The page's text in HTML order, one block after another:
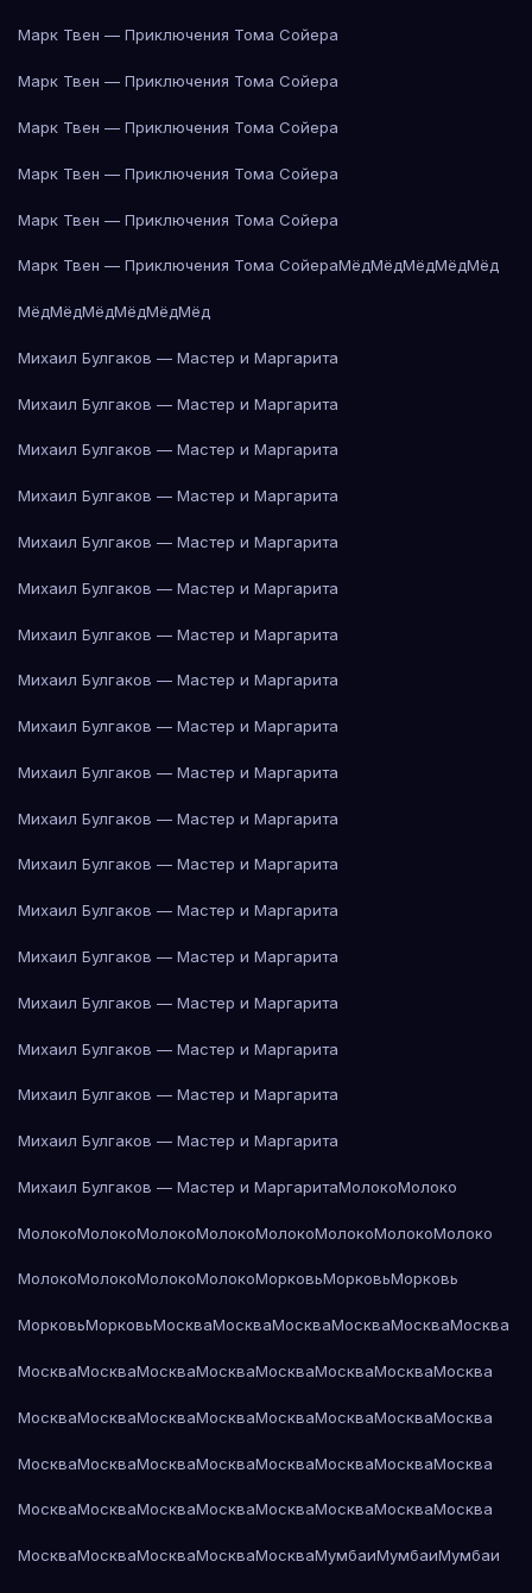
Марк Твен — Приключения Тома Сойера
Марк Твен — Приключения Тома Сойера
Марк Твен — Приключения Тома Сойера
Марк Твен — Приключения Тома Сойера
Марк Твен — Приключения Тома Сойера
Марк Твен — Приключения Тома СойераМёдМёдМёдМёдМёд
МёдМёдМёдМёдМёдМёд
Михаил Булгаков — Мастер и Маргарита
Михаил Булгаков — Мастер и Маргарита
Михаил Булгаков — Мастер и Маргарита
Михаил Булгаков — Мастер и Маргарита
Михаил Булгаков — Мастер и Маргарита
Михаил Булгаков — Мастер и Маргарита
Михаил Булгаков — Мастер и Маргарита
Михаил Булгаков — Мастер и Маргарита
Михаил Булгаков — Мастер и Маргарита
Михаил Булгаков — Мастер и Маргарита
Михаил Булгаков — Мастер и Маргарита
Михаил Булгаков — Мастер и Маргарита
Михаил Булгаков — Мастер и Маргарита
Михаил Булгаков — Мастер и Маргарита
Михаил Булгаков — Мастер и Маргарита
Михаил Булгаков — Мастер и Маргарита
Михаил Булгаков — Мастер и Маргарита
Михаил Булгаков — Мастер и Маргарита
Михаил Булгаков — Мастер и МаргаритаМолокоМолоко
МолокоМолокоМолокоМолокоМолокоМолокоМолокоМолоко
МолокоМолокоМолокоМолокоМорковьМорковьМорковь
МорковьМорковьМоскваМоскваМоскваМоскваМоскваМосква
МоскваМоскваМоскваМоскваМоскваМоскваМоскваМосква
МоскваМоскваМоскваМоскваМоскваМоскваМоскваМосква
МоскваМоскваМоскваМоскваМоскваМоскваМоскваМосква
МоскваМоскваМоскваМоскваМоскваМоскваМоскваМосква
МоскваМоскваМоскваМоскваМоскваМумбаиМумбаиМумбаи